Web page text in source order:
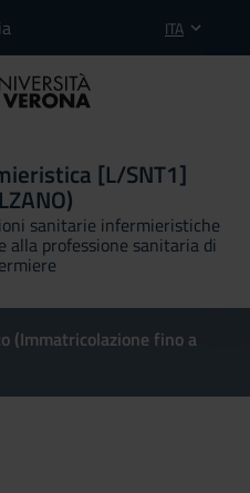
ITA
[L/SNT1]
sanitarie infermieristiche
professione sanitaria di
(Immatricolazione fino a